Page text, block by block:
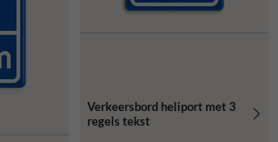
Verkeersbord heliport met 3
regels tekst